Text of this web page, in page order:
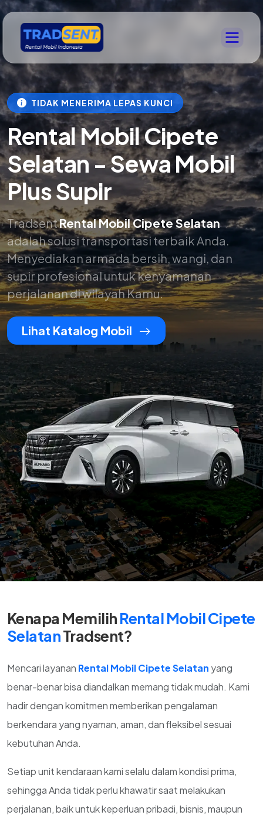
TIDAK MENERIMA LEPAS KUNCI
Rental Mobil Cipete
Selatan - Sewa Mobil
Plus Supir
TradsentRental Mobil Cipete Selatan
adalah solusi transportasi terbaik Anda.
Menyediakan armada bersih, wangi, dan
supir profesional untuk kenyamanan
perjalanan di wilayah Kamu.
Lihat Katalog Mobil
Kenapa MemilihRental Mobil Cipete
SelatanTradsent?
Mencari layanan Rental Mobil Cipete Selatan yang
benar-benar bisa diandalkan memang tidak mudah. Kami
hadir dengan komitmen memberikan pengalaman
berkendara yang nyaman, aman, dan fleksibel sesuai
kebutuhan Anda.
Setiap unit kendaraan kami selalu dalam kondisi prima,
sehingga Anda tidak perlu khawatir saat melakukan
perjalanan, baik untuk keperluan pribadi, bisnis, maupun